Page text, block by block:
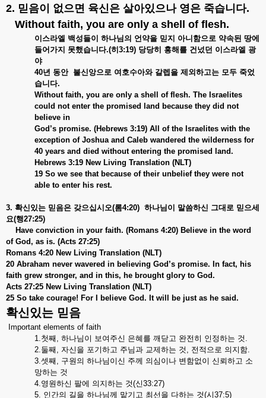
2. 믿음이 없으면 육신은 살아있으나 영은 죽습니다.
Without faith, you are only a shell of flesh.
이스라엘 백성들이 하나님의 언약을 믿지 아니함으로 약속된 땅에
들어가지 못했습니다.(히3:19) 당당히 홍해를 건넜던 이스라엘 광
야
40년 동안 불신앙으로 여호수아와 갈렙을 제외하고는 모두 죽었
습니다.
Without faith, you are only a shell of flesh. The Israelites
could not enter the promised land because they did not
believe in
God’s promise. (Hebrews 3:19) All of the Israelites with the
exception of Joshua and Caleb wandered the wilderness for
40 years and died without entering the promised land.
Hebrews 3:19 New Living Translation (NLT)
19 So we see that because of their unbelief they were not
able to enter his rest.
3. 확신있는 믿음은 갖으십시오(롬4:20) 하나님이 말씀하신 그대로 믿으세
요(행27:25)
Have conviction in your faith. (Romans 4:20) Believe in the word
of God, as is. (Acts 27:25)
Romans 4:20 New Living Translation (NLT)
20 Abraham never wavered in believing God’s promise. In fact, his
faith grew stronger, and in this, he brought glory to God.
Acts 27:25 New Living Translation (NLT)
25 So take courage! For I believe God. It will be just as he said.
확신있는 믿음
Important elements of faith
1.첫째, 하나님이 보여주신 은혜를 깨닫고 완전히 인정하는 것.
2.둘째, 자신을 포기하고 주님과 교제하는 것, 전적으로 의지함.
3.셋째, 구원의 하나님이신 주께 의심이나 변함없이 신뢰하고 소
망하는 것
4.영원하신 팔에 의지하는 것(신33:27)
5. 인간의 길을 하나님께 맡기고 최선을 다하는 것(시37:5)